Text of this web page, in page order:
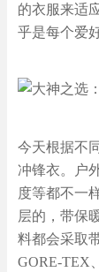
的衣服来适
乎是每个爱
今天根据不
冲锋衣。户
度等都不一
层的，带保
料都会采取
GORE-TEX